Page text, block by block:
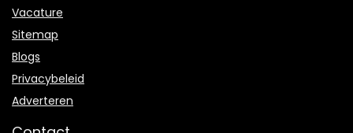
Vacature
Sitemap
Blogs
Privacybeleid
Adverteren